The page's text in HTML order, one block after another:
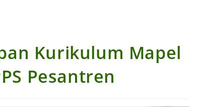
Kurikulum Mapel
Pesantren